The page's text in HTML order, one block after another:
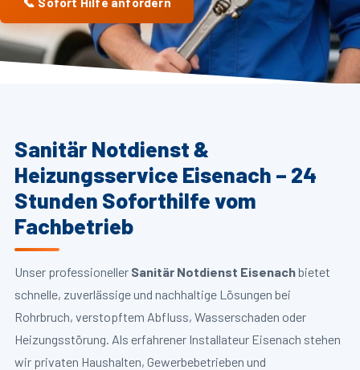
Sanitär Notdienst &
Heizungsservice Eisenach – 24
Stunden Soforthilfe vom
Fachbetrieb
Unser professioneller Sanitär Notdienst Eisenachbietet
schnelle, zuverlässige und nachhaltige Lösungen bei
Rohrbruch, verstopftem Abfluss, Wasserschaden oder
Heizungsstörung. Als erfahrener Installateur Eisenach stehen
wir privaten Haushalten, Gewerbebetrieben und